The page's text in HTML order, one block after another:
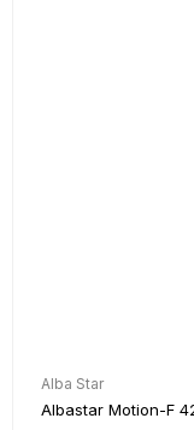
Alba Star
Albastar Motion-F